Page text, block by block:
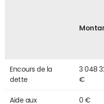
Encours de la
dette
3 048
€
Aide aux
0 €